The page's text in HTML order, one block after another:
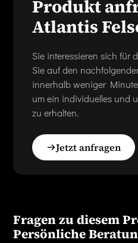
Produkt
Atlantis
Sie interessieren sich für
Sie auf den
innerhalb weniger
um ein individuelles und
zu erhalten.
Jetzt anfragen
Fragen zu diesem
Persönliche